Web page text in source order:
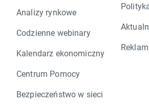
Analizy rynkowe
Codzienne webinary
Kalendarz ekonomiczny
Centrum Pomocy
Bezpieczeństwo w sieci